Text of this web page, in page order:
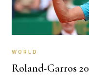
WORLD
Roland-Garros